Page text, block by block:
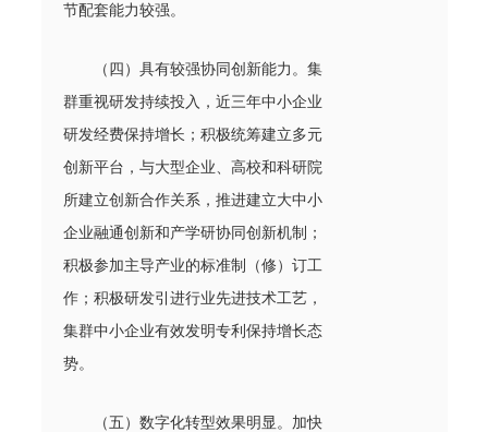
节配套能力较强。
（四）具有较强协同创新能力。集
群重视研发持续投入，近三年中小企业
研发经费保持增长；积极统筹建立多元
创新平台，与大型企业、高校和科研院
所建立创新合作关系，推进建立大中小
企业融通创新和产学研协同创新机制；
积极参加主导产业的标准制（修）订工
作；积极研发引进行业先进技术工艺，
集群中小企业有效发明专利保持增长态
势。
（五）数字化转型效果明显。加快